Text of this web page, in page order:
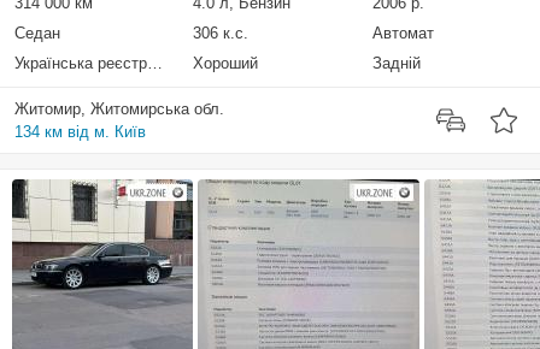
Седан
306 к.с.
Автомат
Українська реєстрація
Хороший Задній
Житомир, Житомирська обл.
134 км від м. Київ